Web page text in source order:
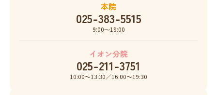
本院
025-383-5515
9:00〜19:00
イオン分院
025-211-3751
10:00〜13:30／16:00〜19:30